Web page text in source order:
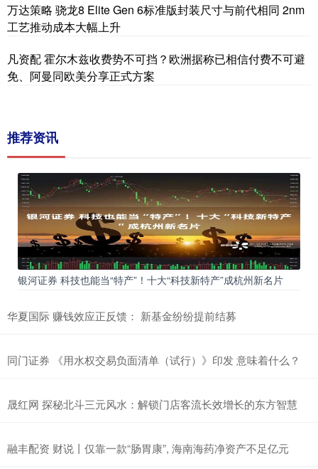
万达策略 骁龙8 Elite Gen 6标准版封装尺寸与前代相同 2nm
工艺推动成本大幅上升
凡资配 霍尔木兹收费势不可挡？欧洲据称已相信付费不可避
免、阿曼同欧美分享正式方案
推荐资讯
银河证券 科技也能当“特产”！十大“科技新特产”成杭州新名片
华夏国际 赚钱效应正反馈： 新基金纷纷提前结募
同门证券 《用水权交易负面清单（试行）》印发 意味着什么？
晟红网 探秘北斗三元风水：解锁门店客流长效增长的东方智慧
融丰配资 财说丨仅靠一款“肠胃康”, 海南海药净资产不足亿元